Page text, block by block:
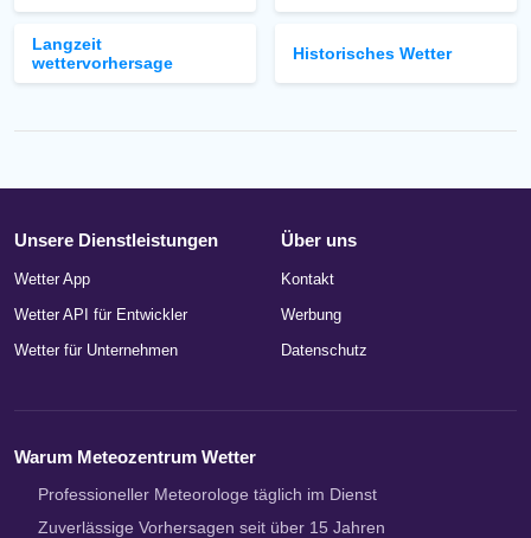
Langzeit
wettervorhersage
Historisches Wetter
Unsere Dienstleistungen
Wetter App
Wetter API für Entwickler
Wetter für Unternehmen
Über uns
Kontakt
Werbung
Datenschutz
Warum Meteozentrum Wetter
Professioneller Meteorologe täglich im Dienst
Zuverlässige Vorhersagen seit über 15 Jahren